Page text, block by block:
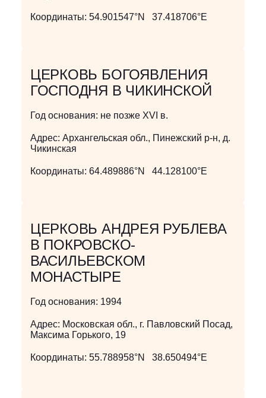
Координаты: 54.901547°N 37.418706°E
ЦЕРКОВЬ БОГОЯВЛЕНИЯ
ГОСПОДНЯ В ЧИКИНСКОЙ
Год основания: не позже XVI в.
Адрес: Архангельская обл., Пинежский р-н, д.
Чикинская
Координаты: 64.489886°N 44.128100°E
ЦЕРКОВЬ АНДРЕЯ РУБЛЕВА
В ПОКРОВСКО-
ВАСИЛЬЕВСКОМ
МОНАСТЫРЕ
Год основания: 1994
Адрес: Московская обл., г. Павловский Посад,
Максима Горького, 19
Координаты: 55.788958°N 38.650494°E